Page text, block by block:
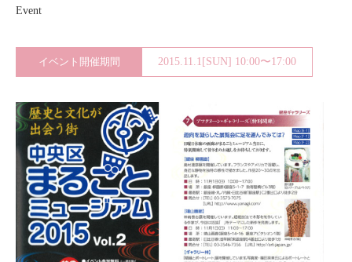
Event
イベント開催期間 2015.11.1[SUN] 10:00〜17:00